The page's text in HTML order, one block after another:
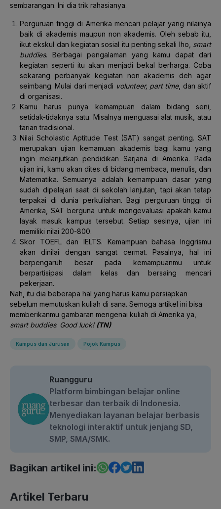
sembarangan. Ini dia trik rahasianya.
Perguruan tinggi di Amerika mencari pelajar yang nilainya
baik di akademis maupun non akademis. Oleh sebab itu,
ikut ekskul dan kegiatan sosial itu penting sekali lho, smart
buddies. Berbagai pengalaman yang kamu dapat dari
kegiatan seperti itu akan menjadi bekal berharga. Coba
sekarang perbanyak kegiatan non akademis deh agar
seimbang. Mulai dari menjadi volunteer, part time, dan aktif
di organisasi.
Kamu harus punya kemampuan dalam bidang seni,
setidak-tidaknya satu. Misalnya menguasai alat musik, atau
tarian tradisional.
Nilai Scholastic Aptitude Test (SAT) sangat penting. SAT
merupakan ujian kemamuan akademis bagi kamu yang
ingin melanjutkan pendidikan Sarjana di Amerika. Pada
ujian ini, kamu akan dites di bidang membaca, menulis, dan
Matematika. Semuanya adalah kemampuan dasar yang
sudah dipelajari saat di sekolah lanjutan, tapi akan tetap
terpakai di dunia perkuliahan. Bagi perguruan tinggi di
Amerika, SAT berguna untuk mengevaluasi apakah kamu
layak masuk kampus tersebut. Setiap sesinya, ujian ini
memiliki nilai 200-800.
Skor TOEFL dan IELTS. Kemampuan bahasa Inggrismu
akan dinilai dengan sangat cermat. Pasalnya, hal ini
berpengaruh besar pada kemampuanmu untuk
berpartisipasi dalam kelas dan bersaing mencari
pekerjaan.
Nah, itu dia beberapa hal yang harus kamu persiapkan
sebelum memutuskan kuliah di sana. Semoga artikel ini bisa
memberikanmu gambaran mengenai kuliah di Amerika ya,
smart buddies. Good luck! (TN)
Kampus dan Jurusan Pojok Kampus
Ruangguru
Platform bimbingan belajar online
terbesar dan terbaik di Indonesia.
Menyediakan layanan belajar berbasis
teknologi interaktif untuk jenjang SD,
SMP, SMA/SMK.
Bagikan artikel ini:
Artikel Terbaru